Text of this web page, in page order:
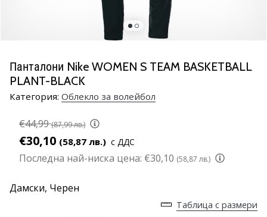
страст
като
нас?
се
като
амбасадор
на
Панталони Nike WOMEN S TEAM BASKETBALL
PLANT-BLACK
Категория: Облекло за волейбол
€44,99 (87,99 лв.)
€30,10 (58,87 лв.) с ДДС
Последна най-ниска цена: €30,10 (58,87 лв.)
Дамски, Черен
Таблица с размери